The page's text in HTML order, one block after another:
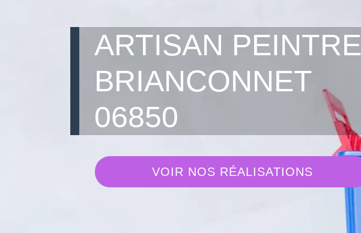
ARTISAN PEINTRE
BRIANCONNET
06850
VOIR NOS RÉALISATIONS